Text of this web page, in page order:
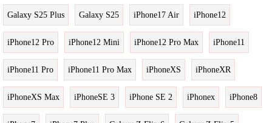
Galaxy S25 Plus Galaxy S25 iPhone17 Air iPhone12
iPhone12 Pro iPhone12 Mini iPhone12 Pro Max iPhone11
iPhone11 Pro iPhone11 Pro Max iPhoneXS iPhoneXR
iPhoneXS Max iPhoneSE 3 iPhone SE 2 iPhonex iPhone8